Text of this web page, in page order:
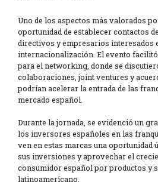
Uno de los aspectos más valorados
oportunidad de establecer contactos
directivos y empresarios interesados
internacionalización. El evento
para el networking, donde se
colaboraciones, joint ventures y
podrían acelerar la entrada de las
mercado español.
Durante la jornada, se evidenció un
los inversores españoles en las
ven en estas marcas una oportunidad
sus inversiones y aprovechar el
consumidor español por productos y
latinoamericano.